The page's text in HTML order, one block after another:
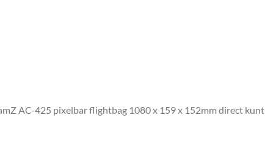
AC-425 pixelbar flightbag 1080 x 159 x 152mm direct kunt